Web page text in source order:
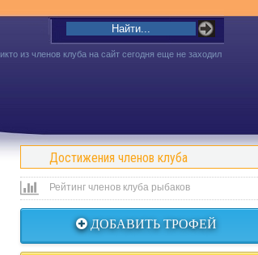
из членов клуба на сайт сегодня еще не заходил
Достижения членов клуба
Рейтинг членов клуба рыбаков
ДОБАВИТЬ ТРОФЕЙ